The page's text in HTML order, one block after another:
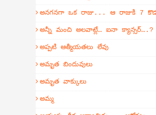
అనగనగా ఒక రాజు... ఆ రాజుకి 7
అన్నీ మంచి అలవాట్లే… ఐనా క్యాన్సర్….?
అప్పటి ఆత్మీయతలు లేవు
అమృత బిందువులు
అమృత వాక్కులు
అమ్మ